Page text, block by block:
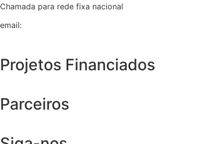
Chamada para rede fixa nacional
email:
Projetos Financiados
Parceiros